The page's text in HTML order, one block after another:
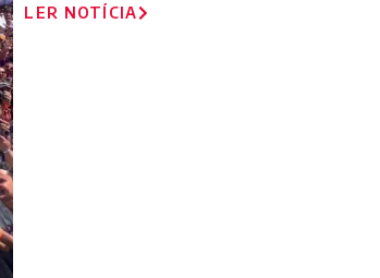
LER NOTÍCIA